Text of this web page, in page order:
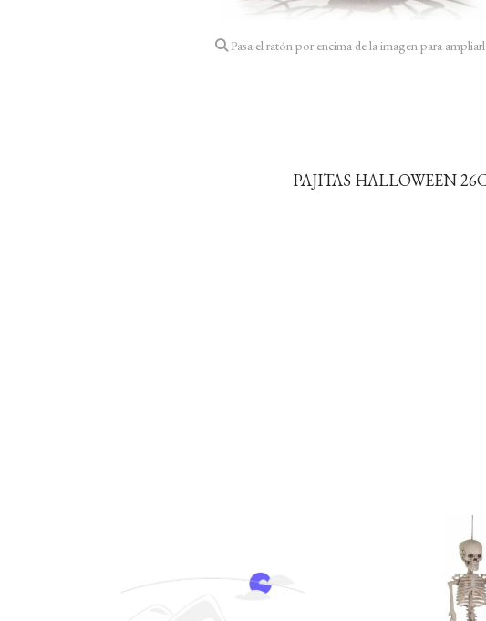
Pasa el ratón por encima de la imagen para
PAJITAS HALLOWEEN